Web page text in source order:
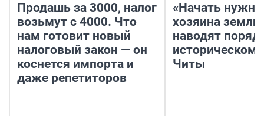
Продашь за 3000, налог
возьмут с 4000. Что
нам готовит новый
налоговый закон — он
коснется импорта и
даже репетиторов
«Начать нужно
хозяина
наводят
историческом
Читы